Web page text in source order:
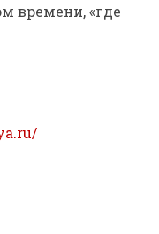
времени, «где